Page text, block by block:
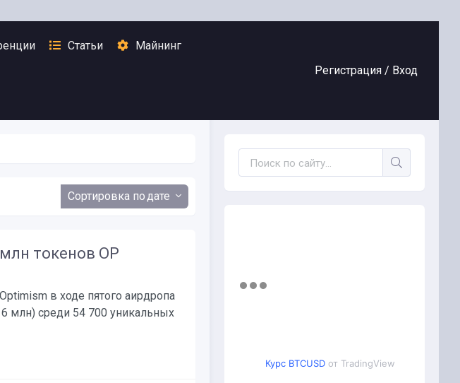
Статьи Майнинг
Регистрация / Вход
дате
токенов OP
в ходе пятого аирдропа
млн) среди 54 700 уникальных
Курс BTCUSD от TradingView